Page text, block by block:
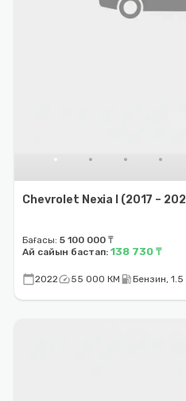
Chevrolet Nexia I (2017 –
Бағасы: 5 100 000 ₸
Ай сайын бастап: 138 730 ₸
calendar_today2022speed55 000 КМ local_gas_stationБензин, 1.5